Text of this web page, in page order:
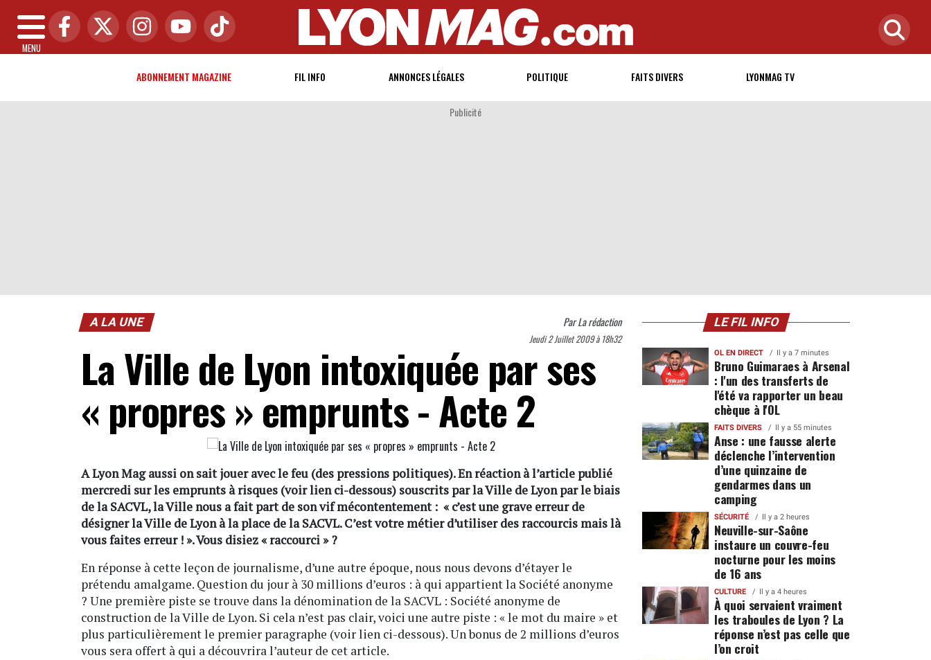
MENU
ABONNEMENT MAGAZINE FIL INFO ANNONCES LÉGALES POLITIQUE FAITS DIVERS LYONMAG TV
Publicité
A LA UNE ParLa rédaction
Jeudi 2 Juillet 2009 à 18h32
La Ville de Lyon intoxiquée par ses
« propres » emprunts - Acte 2
A Lyon Mag aussi on sait jouer avec le feu (des pressions politiques). En réaction à l’article publié
mercredi sur les emprunts à risques (voir lien ci-dessous) souscrits par la Ville de Lyon par le biais
de la SACVL, la Ville nous a fait part de son vif mécontentement : « c’est une grave erreur de
désigner la Ville de Lyon à la place de la SACVL. C’est votre métier d’utiliser des raccourcis mais là
vous faites erreur ! ». Vous disiez « raccourci » ?
En réponse à cette leçon de journalisme, d’une autre époque, nous nous devons d’étayer le
prétendu amalgame. Question du jour à 30 millions d’euros : à qui appartient la Société anonyme
? Une première piste se trouve dans la dénomination de la SACVL : Société anonyme de
construction de la Ville de Lyon. Si cela n’est pas clair, voici une autre piste : « le mot du maire » et
plus particulièrement le premier paragraphe (voir lien ci-dessous). Un bonus de 2 millions d’euros
vous sera offert à qui a découvrira l’auteur de cet article.
LE FIL INFO
OL EN DIRECT Il y a 7 minutes
Bruno Guimaraes à Arsenal
: l'un des transferts de
l'été va rapporter un beau
chèque à l'OL
FAITS DIVERS Il y a 55 minutes
Anse : une fausse alerte
déclenche l’intervention
d’une quinzaine de
gendarmes dans un
camping
SÉCURITÉ Il y a 2 heures
Neuville-sur-Saône
instaure un couvre-feu
nocturne pour les moins
de 16 ans
CULTURE Il y a 4 heures
À quoi servaient vraiment
les traboules de Lyon ? La
réponse n’est pas celle que
l’on croit